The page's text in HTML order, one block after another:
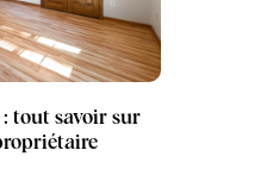
: tout savoir sur